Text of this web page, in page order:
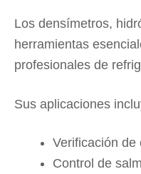
Los densímetros,
herramientas
profesionales de
Sus aplicaciones
Verificación de
Control de